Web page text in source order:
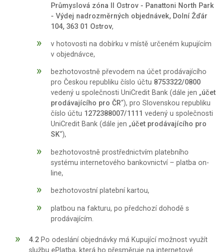
Průmyslová zóna II Ostrov - Panattoni North Park
- Výdej nadrozměrných objednávek, Dolní Žďár
104, 363 01 Ostrov,
v hotovosti na dobírku v místě určeném kupujícím
v objednávce,
bezhotovostně převodem na účet prodávajícího
pro Českou republiku číslo účtu 8753322/0800
vedený u společnosti UniCredit Bank (dále jen „účet
prodávajícího pro ČR“), pro Slovenskou republiku
číslo účtu 1272388007/1111 vedený u společnosti
UniCredit Bank (dále jen „účet prodávajícího pro
SK“),
bezhotovostně prostřednictvím platebního
systému internetového bankovnictví – platba on-
line,
bezhotovostní platební kartou,
platbou na fakturu, po předchozí dohodě s
prodávajícím.
4.2 Po odeslání objednávky má Kupující možnost využít